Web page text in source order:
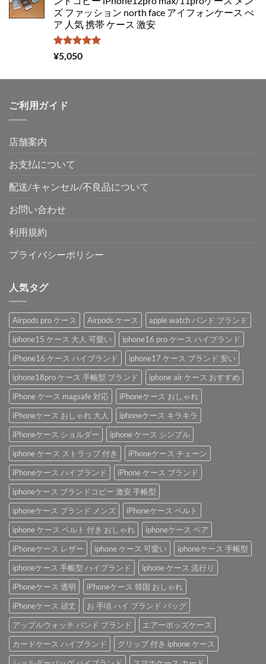
ズ ファッション north face アイフォンケース ぺ
ア 人気 携帯 ケース 激安
5段階中
5.00
¥5,050
ご利用ガイド
店舗案内
お支払について
配送/キャンセル/不良品について
お問い合わせ
利用規約
プライバシーポリシー
人気タグ
Airpods pro ケース Airpods ケース
apple watch バンド ブランド
iphone15 ケース 大人 可愛い
iphone16 pro ケース ハイブランド
iPhone16 ケース ハイブランド
iphone17 ケース ブランド 安い
iphone18pro ケース 手帳型 ブランド
iphone air ケース おすすめ
iPhone ケース magsafe 対応
iPhoneケース おしゃれ
iPhoneケース おしゃれ 大人
iphoneケース キラキラ
iPhoneケース ショルダー
iphone ケース シンプル
iphone ケース ストラップ 付き
iPhoneケース チェーン
iPhoneケース ハイブランド
iPhone ケース ブランド
iphoneケース ブランドコピー 激安 手帳型
iphoneケース ブランド メンズ
iPhoneケース ベルト
iphone ケース ベルト 付き おしゃれ
iphoneケース ペア
iPhoneケース レザー
iphone ケース 可愛い
iphoneケース 手帳型
iphoneケース 手帳型 ハイブランド
iphone ケース 流行り
iPhoneケース 透明
iPhoneケース 韓国 おしゃれ
iPhoneケース 頑丈
お 手頃 ハイ ブランド バッグ
アップルウォッチ バンド ブランド
エアーポッズケース
カードケース ハイブランド
グリップ 付き iphone ケース